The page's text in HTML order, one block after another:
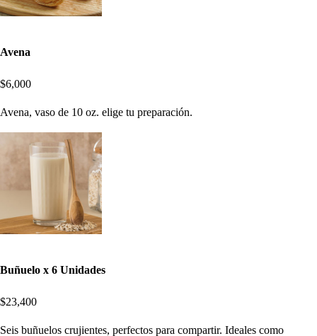
Avena
$6,000
Avena, vaso de 10 oz. elige tu preparación.
Buñuelo x 6 Unidades
$23,400
Seis buñuelos crujientes, perfectos para compartir. Ideales como